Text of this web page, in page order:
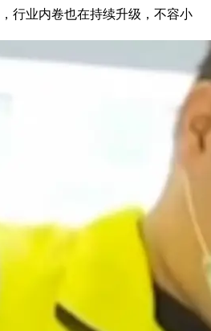
行业内卷也在持续升级，不容小